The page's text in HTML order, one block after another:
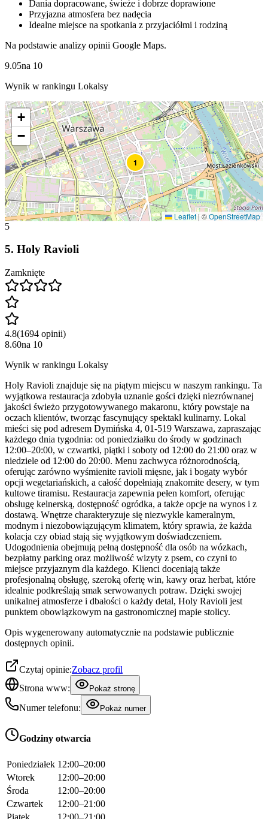
Dania dopracowane, świeże i dobrze doprawione
Przyjazna atmosfera bez nadęcia
Idealne miejsce na spotkania z przyjaciółmi i rodziną
Na podstawie analizy opinii Google Maps.
9.05na 10
Wynik w rankingu Lokalsy
1
+
−
Leaflet | ©OpenStreetMap
5
5. Holy Ravioli
Zamknięte
4.8(1694 opinii)
8.60na 10
Wynik w rankingu Lokalsy
Holy Ravioli znajduje się na piątym miejscu w naszym rankingu. Ta
wyjątkowa restauracja zdobyła uznanie gości dzięki niezrównanej
jakości świeżo przygotowywanego makaronu, który powstaje na
oczach klientów, tworząc fascynujący spektakl kulinarny. Lokal
mieści się pod adresem Dymińska 4, 01-519 Warszawa, zapraszając
każdego dnia tygodnia: od poniedziałku do środy w godzinach
12:00–20:00, w czwartki, piątki i soboty od 12:00 do 21:00 oraz w
niedziele od 12:00 do 20:00. Menu zachwyca różnorodnością,
oferując zarówno wyśmienite ravioli mięsne, jak i bogaty wybór
opcji wegetariańskich, a całość dopełniają znakomite desery, w tym
kultowe tiramisu. Restauracja zapewnia pełen komfort, oferując
obsługę kelnerską, dostępność ogródka, a także opcje na wynos i z
dostawą. Wnętrze charakteryzuje się niezwykle kameralnym,
modnym i niezobowiązującym klimatem, który sprawia, że każda
kolacja czy obiad stają się wyjątkowym doświadczeniem.
Udogodnienia obejmują pełną dostępność dla osób na wózkach,
bezpłatny parking oraz możliwość wizyty z psem, co czyni to
miejsce przyjaznym dla każdego. Klienci doceniają także
profesjonalną obsługę, szeroką ofertę win, kawy oraz herbat, które
idealnie podkreślają smak serwowanych potraw. Dzięki swojej
unikalnej atmosferze i dbałości o każdy detal, Holy Ravioli jest
punktem obowiązkowym na gastronomicznej mapie stolicy.
Opis wygenerowany automatycznie na podstawie publicznie
dostępnych opinii.
Czytaj opinie:Zobacz profil
Strona www:
Pokaż stronę
Numer telefonu: Pokaż numer
Godziny otwarcia
Poniedziałek 12:00–20:00
Wtorek
12:00–20:00
Środa
12:00–20:00
Czwartek
12:00–21:00
Piątek
12:00–21:00